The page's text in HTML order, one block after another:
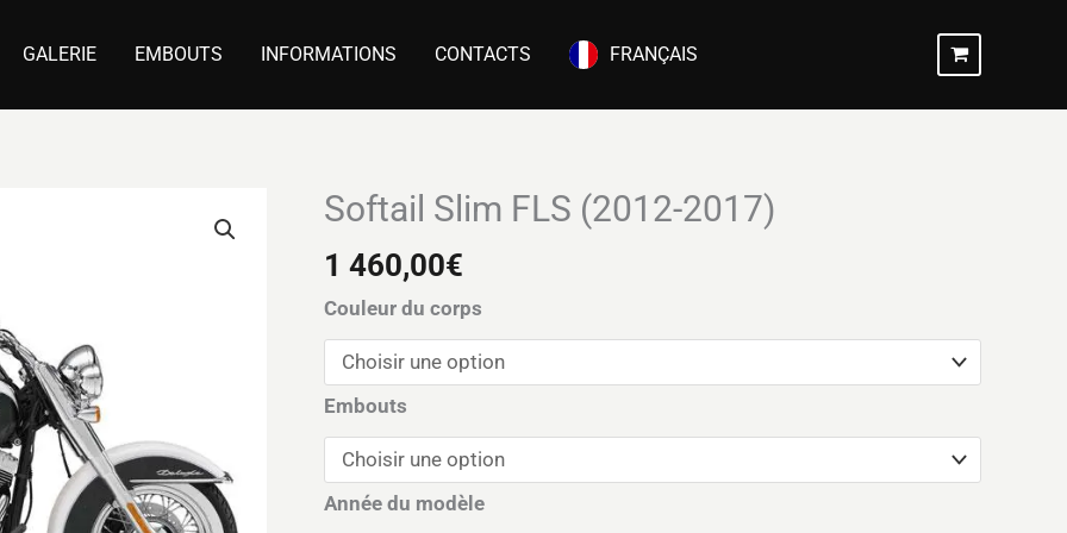
GALERIE EMBOUTS INFORMATIONS CONTACTS FRANÇAIS
Softail Slim FLS (2012-2017)
1 460,00€
Couleur du corps
Embouts
Année du modèle
quantité
Softail
Slim
FLS
(2012-
2017)